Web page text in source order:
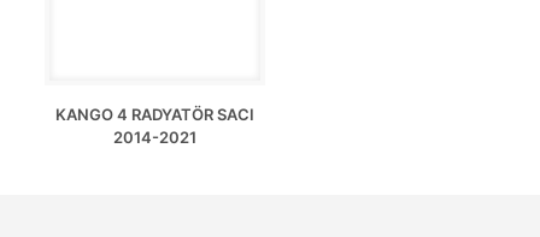
KANGO 4 RADYATÖR SACI
2014-2021